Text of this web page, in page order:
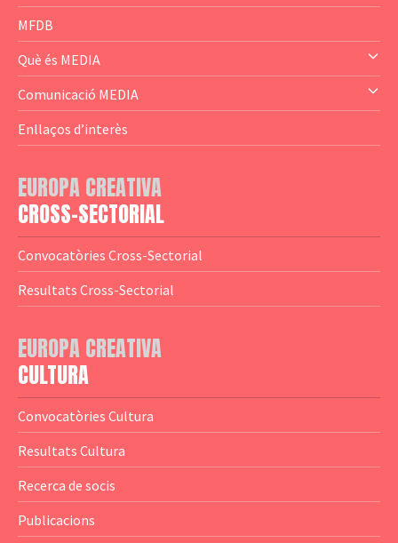
— Business Cluster
— Audience Cluster
— Altres
MFDB
Què és MEDIA
— El subprograma MEDIA
— Agència Executiva
— Logotips
Comunicació MEDIA
— Estrenes a Catalunya
— Notícies
— Guies MEDIA
— Altres Guies
— Presentacions
— Estudis
— Anuaris
— Catàlegs
— Estadístiques
Enllaços d’interès
EUROPA CREATIVA
CROSS-SECTORIAL
Convocatòries Cross-Sectorial
Resultats Cross-Sectorial
EUROPA CREATIVA
CULTURA
Convocatòries Cultura
Resultats Cultura
Recerca de socis
Publicacions